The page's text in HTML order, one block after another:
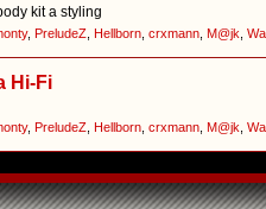
kit a styling
, PreludeZ Hellborn crxmann M@jk
Hi-Fi
, PreludeZ Hellborn crxmann M@jk